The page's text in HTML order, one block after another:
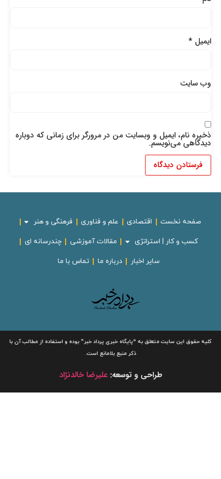
ایمیل*
وب‌ سایت
ذخیره نام، ایمیل و وبسایت من در مرورگر برای زمانی که دوباره
دیدگاهی می‌نویسم.
صفحه نخست اقتصادی علم و فناوری فرهنگی و هنر
کسب و کار | استراتژی مقالات آموزشی چندرسانه ای
سایر اخبار درباره ما تماس با ما
کلیه حقوق این سایت متعلق به“پایگاه خبریپرداد خبر”بوده و استفاده از مطالب آن با
ذکر منبع بلامانع است.
طراحی و توسعه:علیرضا خالدنژاد